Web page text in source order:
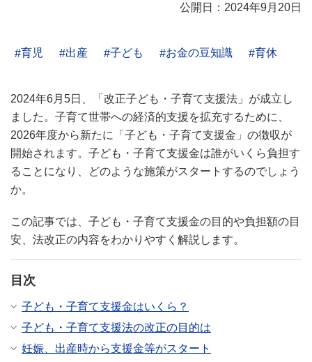
公開日：2024年9月20日
育児 出産 子ども お金の豆知識 育休
2024年6月5日、「改正子ども・子育て支援法」が成立し
ました。子育て世帯への経済的支援を拡充するために、
2026年度から新たに「子ども・子育て支援金」の徴収が
開始されます。子ども・子育て支援金は誰がいくら負担す
ることになり、どのような施策がスタートするのでしょう
か。
この記事では、子ども・子育て支援金の目的や負担額の目
安、法改正の内容をわかりやすく解説します。
目次
子ども・子育て支援金はいくら？
子ども・子育て支援法の改正の目的は
妊娠、出産時から支援金等がスタート